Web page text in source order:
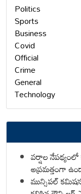
Politics
Sports
Business
Covid
Official
Crime
General
Technology
వర్షాల
అప్రమత్తంగా
మున్సిపల్